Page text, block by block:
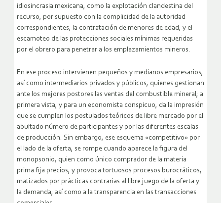
idiosincrasia mexicana, como la explotación clandestina del
recurso, por supuesto con la complicidad de la autoridad
correspondientes, la contratación de menores de edad, y el
escamoteo de las protecciones sociales mínimas requeridas
por el obrero para penetrar a los emplazamientos mineros.
En ese proceso intervienen pequeños y medianos empresarios,
así como intermediarios privados y públicos, quienes gestionan
ante los mejores postores las ventas del combustible mineral; a
primera vista, y para un economista conspicuo, da la impresión
que se cumplen los postulados teóricos de libre mercado por el
abultado número de participantes y por las diferentes escalas
de producción. Sin embargo, ese esquema «competitivo» por
el lado de la oferta, se rompe cuando aparece la figura del
monopsonio, quien como único comprador de la materia
prima fija precios, y provoca tortuosos procesos burocráticos,
matizados por prácticas contrarias al libre juego de la oferta y
la demanda; así como a la transparencia en las transacciones